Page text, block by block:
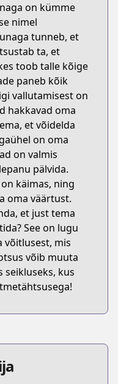
on kümme
nimel
tunneb, et
ta, et
toob talle kõige
paneb kõik
vallutamisest on
hakkavad oma
et võidelda
on oma
on valmis
pälvida.
käimas, ning
oma väärtust.
et just tema
See on lugu
võitlusest, mis
võib muuta
seikluseks, kus